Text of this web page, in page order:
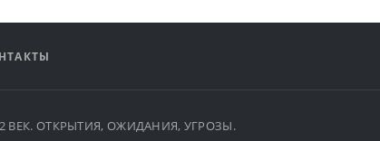
ВЕК. ОТКРЫТИЯ, ОЖИДАНИЯ, УГРОЗЫ.